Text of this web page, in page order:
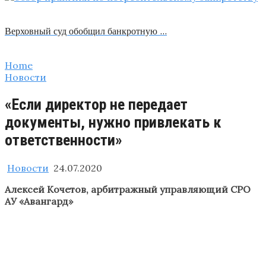
Верховный суд обобщил банкротную …
Home
Новости
«Если директор не передает
документы, нужно привлекать к
ответственности»
Новости 24.07.2020
Алексей Кочетов, арбитражный управляющий СРО
АУ «Авангард»